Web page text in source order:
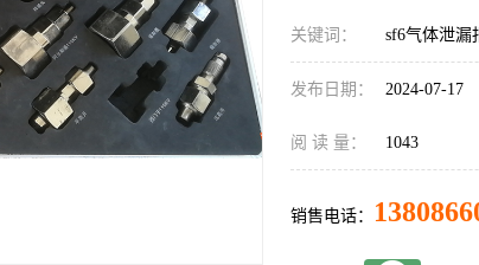
关键词： sf6气体泄漏
发布日期： 2024-07-17
阅 读 量： 1043
销售电话：